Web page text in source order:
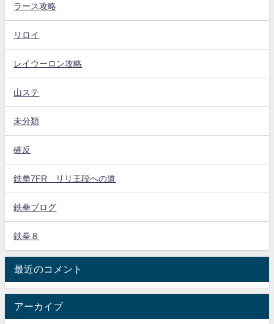
ラース攻略
リロイ
レイウーロン攻略
山ステ
未分類
確反
鉄拳7FR リリ王段への道
鉄拳ブログ
鉄拳８
最近のコメント
アーカイブ